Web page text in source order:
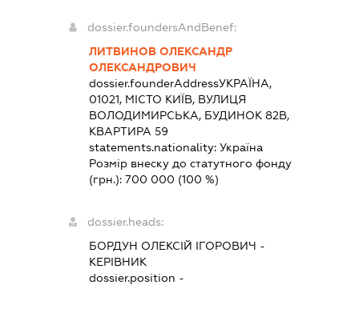
dossier.foundersAndBenef:
ЛИТВИНОВ ОЛЕКСАНДР
ОЛЕКСАНДРОВИЧ
dossier.founderAddressУКРАЇНА,
01021, МІСТО КИЇВ, ВУЛИЦЯ
ВОЛОДИМИРСЬКА, БУДИНОК 82В,
КВАРТИРА 59
statements.nationality:Україна
Розмір внеску до статутного фонду
(грн.):700 000 (100 %)
dossier.heads:
БОРДУН ОЛЕКСІЙ ІГОРОВИЧ -
КЕРІВНИК
dossier.position -